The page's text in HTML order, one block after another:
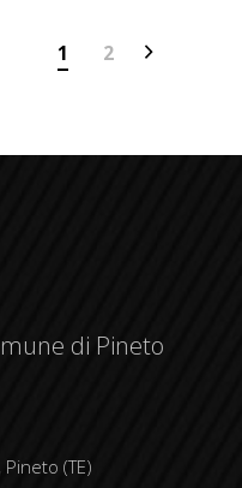
1 2
di Pineto
(TE)